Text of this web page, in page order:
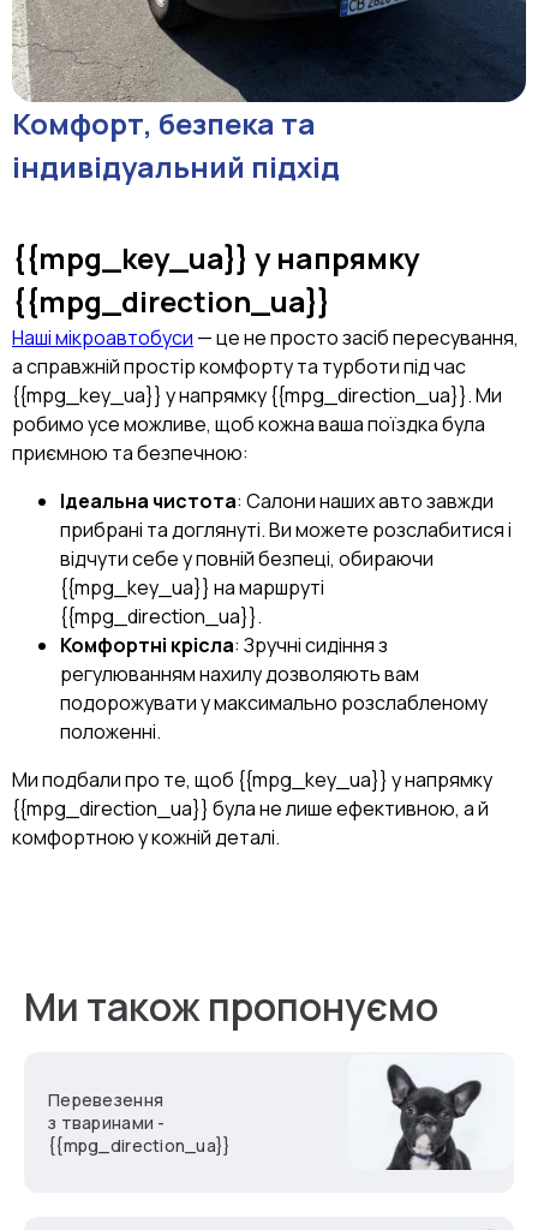
Комфорт, безпека та
індивідуальний підхід
{{mpg_key_ua}} у напрямку
{{mpg_direction_ua}}
Наші мікроавтобуси — це не просто засіб пересування,
а справжній простір комфорту та турботи під час
{{mpg_key_ua}} у напрямку {{mpg_direction_ua}}. Ми
робимо усе можливе, щоб кожна ваша поїздка була
приємною та безпечною:
Ідеальна чистота: Салони наших авто завжди
прибрані та доглянуті. Ви можете розслабитися і
відчути себе у повній безпеці, обираючи
{{mpg_key_ua}} на маршруті
{{mpg_direction_ua}}.
Комфортні крісла: Зручні сидіння з
регулюванням нахилу дозволяють вам
подорожувати у максимально розслабленому
положенні.
Ми подбали про те, щоб {{mpg_key_ua}} у напрямку
{{mpg_direction_ua}} була не лише ефективною, а й
комфортною у кожній деталі.
Ми також пропонуємо
Перевезення
з тваринами -
{{mpg_direction_ua}}